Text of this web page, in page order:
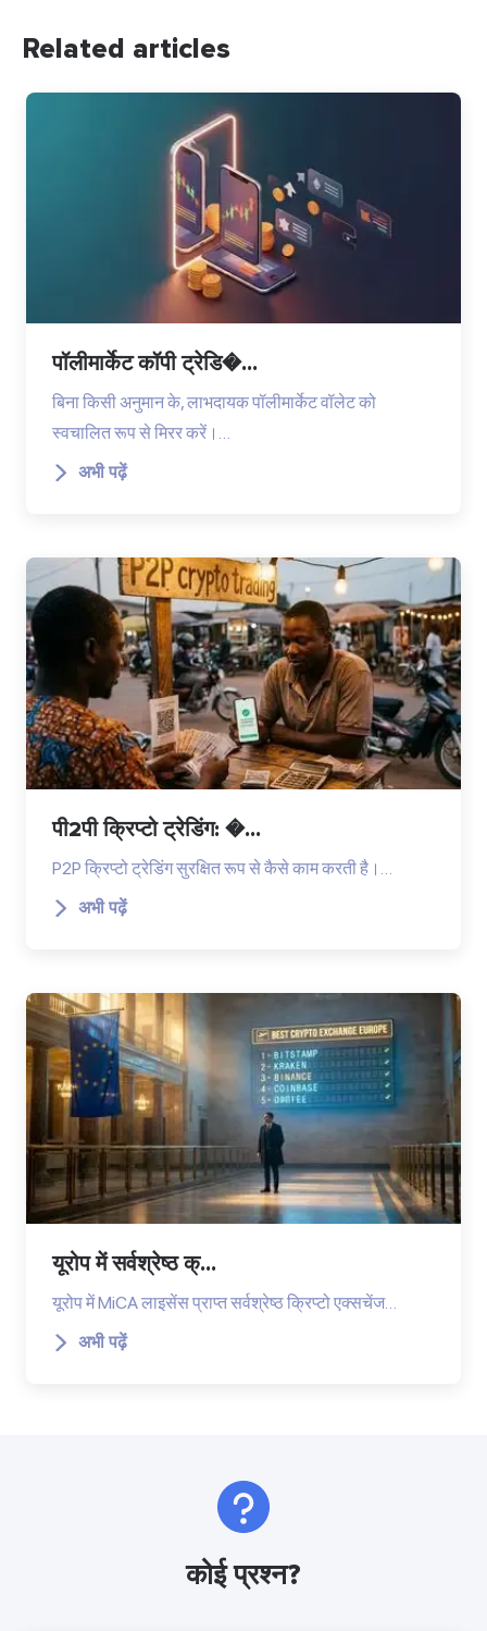
Related articles
पॉलीमार्केट कॉपी ट्रेडि�...
बिना किसी अनुमान के, लाभदायक पॉलीमार्केट वॉलेट को
स्वचालित रूप से मिरर करें।…
अभी पढ़ें
पी2पी क्रिप्टो ट्रेडिंग: �...
P2P क्रिप्टो ट्रेडिंग सुरक्षित रूप से कैसे काम करती है।…
अभी पढ़ें
यूरोप में सर्वश्रेष्ठ क्...
यूरोप में MiCA लाइसेंस प्राप्त सर्वश्रेष्ठ क्रिप्टो एक्सचेंज…
अभी पढ़ें
कोई प्रश्न?